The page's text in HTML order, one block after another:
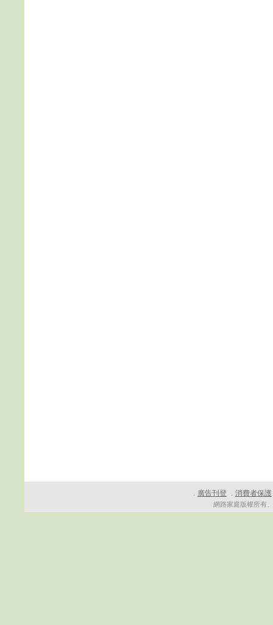
． 廣告刊登 ． 消費者保護
網路家庭版權所有